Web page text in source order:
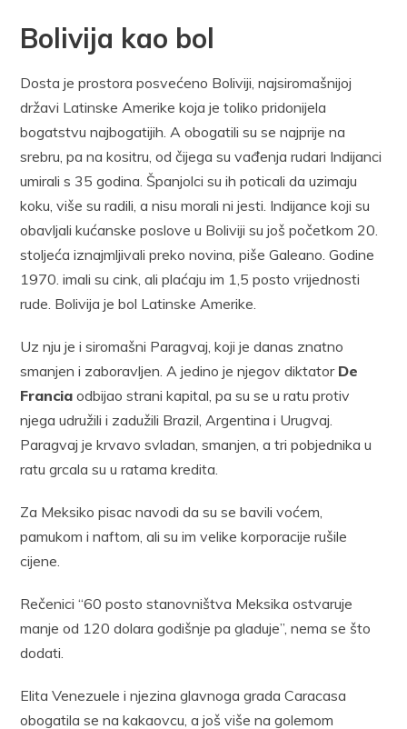
Bolivija kao bol
Dosta je prostora posvećeno Boliviji, najsiromašnijoj
državi Latinske Amerike koja je toliko pridonijela
bogatstvu najbogatijih. A obogatili su se najprije na
srebru, pa na kositru, od čijega su vađenja rudari Indijanci
umirali s 35 godina. Španjolci su ih poticali da uzimaju
koku, više su radili, a nisu morali ni jesti. Indijance koji su
obavljali kućanske poslove u Boliviji su još početkom 20.
stoljeća iznajmljivali preko novina, piše Galeano. Godine
1970. imali su cink, ali plaćaju im 1,5 posto vrijednosti
rude. Bolivija je bol Latinske Amerike.
Uz nju je i siromašni Paragvaj, koji je danas znatno
smanjen i zaboravljen. A jedino je njegov diktator De
Francia odbijao strani kapital, pa su se u ratu protiv
njega udružili i zadužili Brazil, Argentina i Urugvaj.
Paragvaj je krvavo svladan, smanjen, a tri pobjednika u
ratu grcala su u ratama kredita.
Za Meksiko pisac navodi da su se bavili voćem,
pamukom i naftom, ali su im velike korporacije rušile
cijene.
Rečenici “60 posto stanovništva Meksika ostvaruje
manje od 120 dolara godišnje pa gladuje”, nema se što
dodati.
Elita Venezuele i njezina glavnoga grada Caracasa
obogatila se na kakaovcu, a još više na golemom